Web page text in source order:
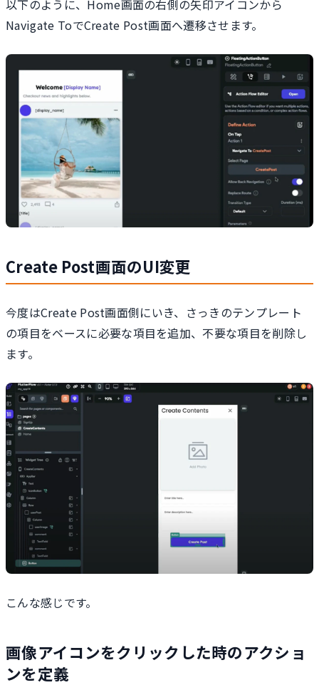
以下のように、Home画面の右側の矢印アイコンから
Navigate ToでCreate Post画面へ遷移させます。
Create Post画面のUI変更
今度はCreate Post画面側にいき、さっきのテンプレート
の項目をベースに必要な項目を追加、不要な項目を削除し
ます。
こんな感じです。
画像アイコンをクリックした時のアクショ
ンを定義